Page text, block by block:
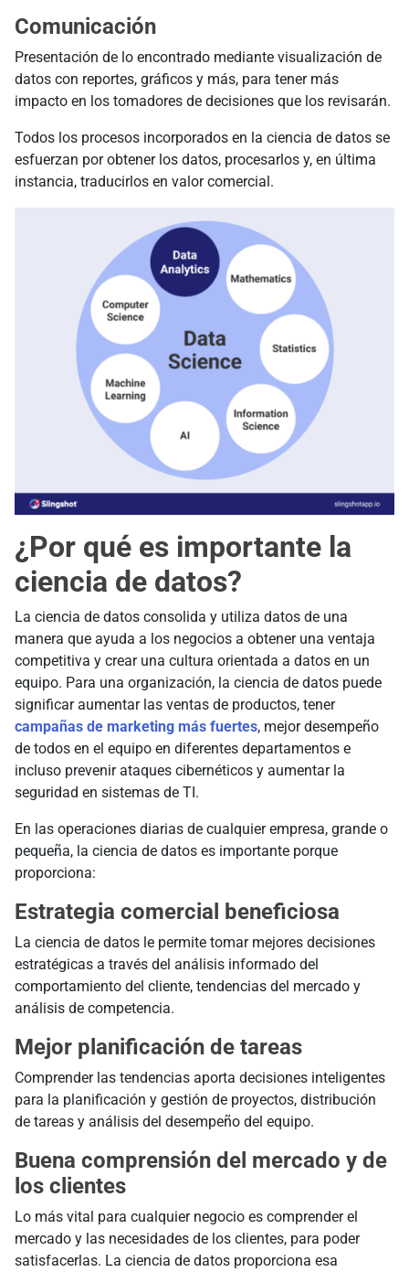
Comunicación
Presentación de lo encontrado mediante visualización de
datos con reportes, gráficos y más, para tener más
impacto en los tomadores de decisiones que los revisarán.
Todos los procesos incorporados en la ciencia de datos se
esfuerzan por obtener los datos, procesarlos y, en última
instancia, traducirlos en valor comercial.
¿Por qué es importante la
ciencia de datos?
La ciencia de datos consolida y utiliza datos de una
manera que ayuda a los negocios a obtener una ventaja
competitiva y crear una cultura orientada a datos en un
equipo. Para una organización, la ciencia de datos puede
significar aumentar las ventas de productos, tener
campañas de marketing más fuertes, mejor desempeño
de todos en el equipo en diferentes departamentos e
incluso prevenir ataques cibernéticos y aumentar la
seguridad en sistemas de TI.
En las operaciones diarias de cualquier empresa, grande o
pequeña, la ciencia de datos es importante porque
proporciona:
Estrategia comercial beneficiosa
La ciencia de datos le permite tomar mejores decisiones
estratégicas a través del análisis informado del
comportamiento del cliente, tendencias del mercado y
análisis de competencia.
Mejor planificación de tareas
Comprender las tendencias aporta decisiones inteligentes
para la planificación y gestión de proyectos, distribución
de tareas y análisis del desempeño del equipo.
Buena comprensión del mercado y de
los clientes
Lo más vital para cualquier negocio es comprender el
mercado y las necesidades de los clientes, para poder
satisfacerlas. La ciencia de datos proporciona esa